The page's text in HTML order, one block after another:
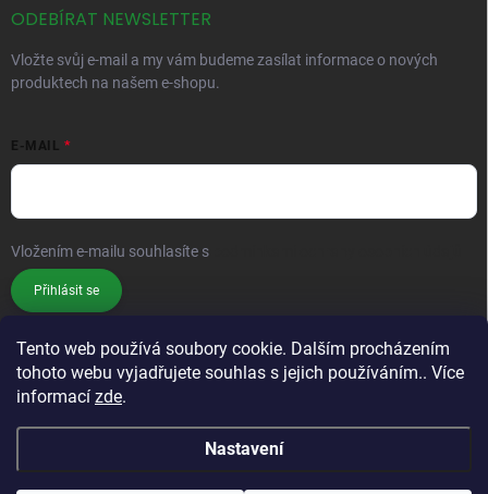
Tento web používá soubory cookie. Dalším procházením
tohoto webu vyjadřujete souhlas s jejich používáním.. Více
informací zde.
Nastavení
ODEBÍRAT NEWSLETTER
Vložte svůj e-mail a my vám budeme zasílat informace o nových
produktech na našem e-shopu.
E-MAIL
Vložením e-mailu souhlasíte s
Přihlásit se